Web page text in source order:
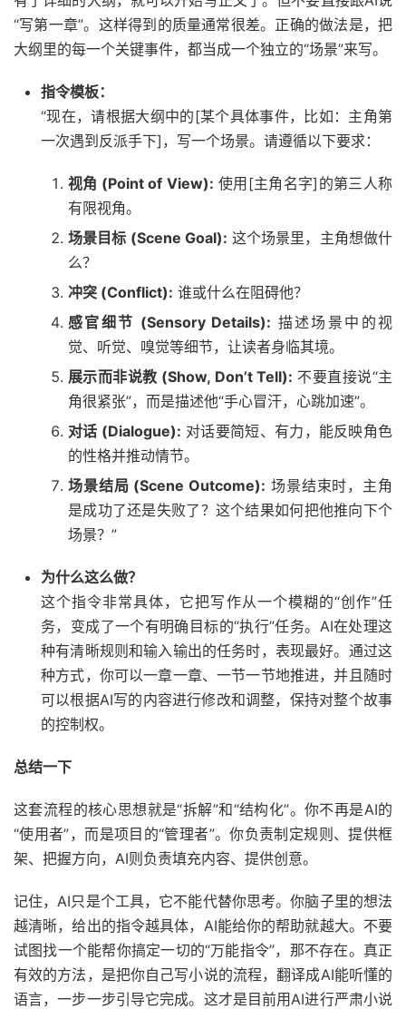
“写第一章”。这样得到的质量通常很差。正确的做法是，把
大纲里的每一个关键事件，都当成一个独立的“场景”来写。
指令模板：
“现在，请根据大纲中的[某个具体事件，比如：主角第
一次遇到反派手下]，写一个场景。请遵循以下要求：
视角 (Point of View): 使用[主角名字]的第三人称
有限视角。
场景目标 (Scene Goal): 这个场景里，主角想做什
么？
冲突 (Conflict): 谁或什么在阻碍他？
感官细节 (Sensory Details): 描述场景中的视
觉、听觉、嗅觉等细节，让读者身临其境。
展示而非说教 (Show, Don’t Tell): 不要直接说“主
角很紧张”，而是描述他“手心冒汗，心跳加速”。
对话 (Dialogue): 对话要简短、有力，能反映角色
的性格并推动情节。
场景结局 (Scene Outcome): 场景结束时，主角
是成功了还是失败了？这个结果如何把他推向下个
场景？”
为什么这么做？
这个指令非常具体，它把写作从一个模糊的“创作”任
务，变成了一个有明确目标的“执行”任务。AI在处理这
种有清晰规则和输入输出的任务时，表现最好。通过这
种方式，你可以一章一章、一节一节地推进，并且随时
可以根据AI写的内容进行修改和调整，保持对整个故事
的控制权。
总结一下
这套流程的核心思想就是“拆解”和“结构化”。你不再是AI的
“使用者”，而是项目的“管理者”。你负责制定规则、提供框
架、把握方向，AI则负责填充内容、提供创意。
记住，AI只是个工具，它不能代替你思考。你脑子里的想法
越清晰，给出的指令越具体，AI能给你的帮助就越大。不要
试图找一个能帮你搞定一切的“万能指令”，那不存在。真正
有效的方法，是把你自己写小说的流程，翻译成AI能听懂的
语言，一步一步引导它完成。这才是目前用AI进行严肃小说